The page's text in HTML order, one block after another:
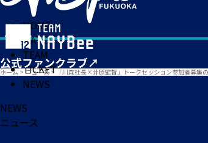
HOME
MATCH
TEAM
TICKET
NEWS
ホーム > ニュース> 「川森社長×井原監督」トークセッション参加者募集
NEWS
ニュース